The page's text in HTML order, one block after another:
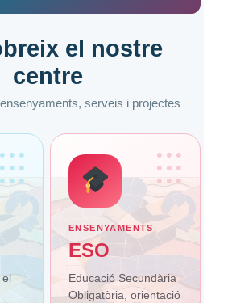
el nostre
centre
serveis i projectes
•••
•••
•••
el
•••
•••
•••
ENSENYAMENTS
ESO
Educació Secundària
Obligatòria, orientació